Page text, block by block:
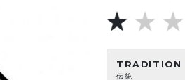
TRADITION
伝統